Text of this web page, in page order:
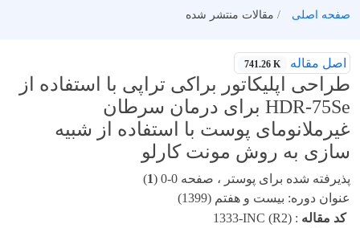
صفحه اصلی مقالات منتشر شده
اصل مقاله 741.26 K
طراحی اپلیکاتور براکی تراپی با استفاده از
HDR-75Se برای درمان سرطان
غیرملانومای پوست با استفاده از شبیه
سازی به روش مونت کارلو
پذیرفته شده برای پوستر ، صفحه 0-0 ( 1
)
عنوان دوره: بیست و هفتم (1399)
کد مقاله :
1333-INC (R2)